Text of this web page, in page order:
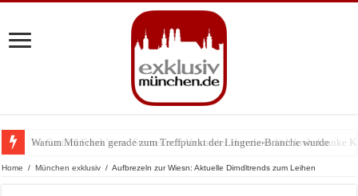
Warum München gerade zum Treffpunkt der Lingerie-Branche wurde
Home / München exklusiv / Aufbrezeln zur Wiesn: Aktuelle Dirndltrends zum Leihen